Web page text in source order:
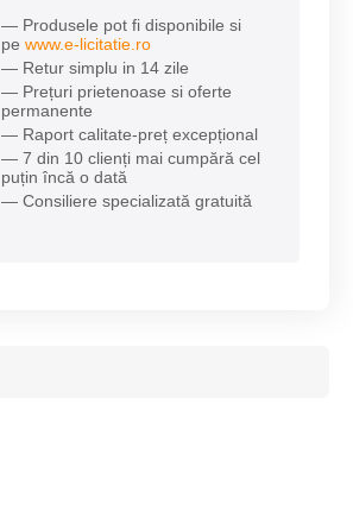
— Produsele pot fi disponibile si
pe www.e-licitatie.ro
— Retur simplu in 14 zile
— Prețuri prietenoase si oferte
permanente
— Raport calitate-preț excepțional
— 7 din 10 clienți mai cumpără cel
puțin încă o dată
— Consiliere specializată gratuită